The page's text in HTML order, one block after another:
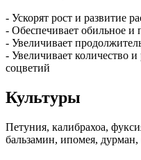
- Ускорят рост и развитие
- Обеспечивает обильное
- Увеличивает
- Увеличивает количество
соцветий
Культуры
Петуния, калибрахоа,
бальзамин, ипомея, дурман,